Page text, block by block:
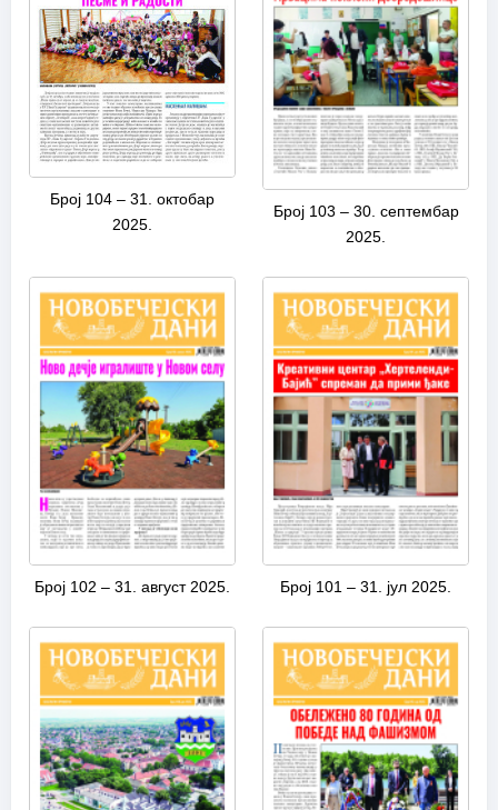
Број 104 – 31. октобар
2025.
Број 103 – 30. септембар
2025.
Број 102 – 31. август 2025. Број 101 – 31. јул 2025.